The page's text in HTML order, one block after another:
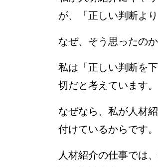
が、「正しい判断よ
なぜ、そう思ったの
私は「正しい判断を
切だと考えています。
なぜなら、私が人材
付けているからです。
人材紹介の仕事では